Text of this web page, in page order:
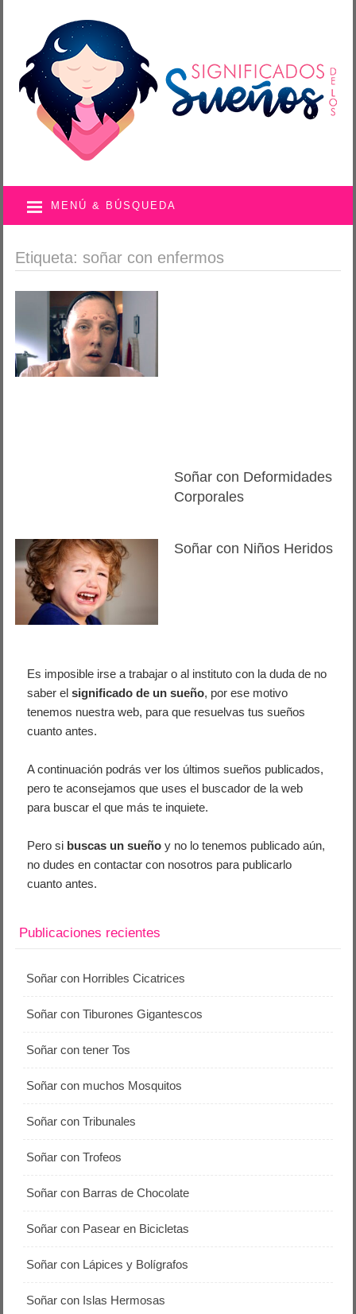
MENÚ & BÚSQUEDA
Etiqueta: soñar con enfermos
Soñar con Deformidades
Corporales
Soñar con Niños Heridos
Es imposible irse a trabajar o al instituto con la duda de no
saber elsignificado de un sueño, por ese motivo
tenemos nuestra web, para que resuelvas tus sueños
cuanto antes.
A continuación podrás ver los últimos sueños publicados,
pero te aconsejamos que uses el buscador de la web
para buscar el que más te inquiete.
Pero si buscas un sueño y no lo tenemos publicado aún,
no dudes en contactar con nosotros para publicarlo
cuanto antes.
Publicaciones recientes
Soñar con Horribles Cicatrices
Soñar con Tiburones Gigantescos
Soñar con tener Tos
Soñar con muchos Mosquitos
Soñar con Tribunales
Soñar con Trofeos
Soñar con Barras de Chocolate
Soñar con Pasear en Bicicletas
Soñar con Lápices y Bolígrafos
Soñar con Islas Hermosas